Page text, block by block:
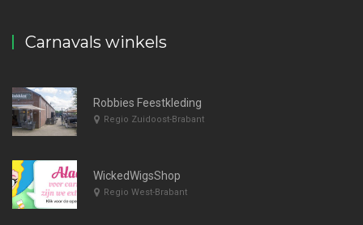
Carnavals winkels
Robbies Feestkleding
Regio Zuidoost-Brabant
WickedWigsShop
Regio West-Brabant